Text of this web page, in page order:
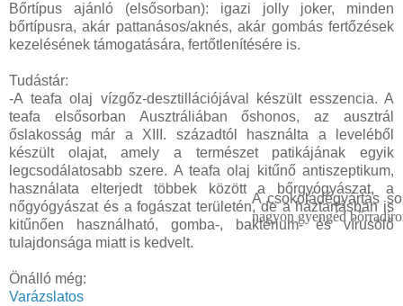
Bőrtípus ajánló (elsősorban): igazi jolly joker, minden
bőrtípusra, akár pattanásos/aknés, akár gombás fertőzések
kezelésének támogatására, fertőtlenítésére is.
Tudástár:
-A teafa olaj vízgőz-desztillációjával készült esszencia. A
teafa elsősorban Ausztráliában őshonos, az ausztrál
őslakosság már a XIII. századtól használta a leveléből
készült olajat, amely a természet patikájának egyik
legcsodálatosabb szere. A teafa olaj kitűnő antiszeptikum,
használata elterjedt többek között a bőrgyógyászat, a
nőgyógyászat és a fogászat területén, de a háztartásban is
kitűnően használható, gomba-, baktérium- és vírusölő
tulajdonsága miatt is kedvelt.
Önálló még:
Varázslatos
A csokoládégyártás
nagyon gyengéd